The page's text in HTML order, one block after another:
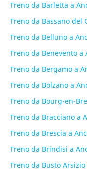
Treno da Barletta a
Treno da Bassano del
Treno da Belluno a
Treno da Benevento a
Treno da Bergamo a
Treno da Bolzano a
Treno da Bourg-en-
Treno da Bracciano a
Treno da Brescia a
Treno da Brindisi a
Treno da Busto Arsizio